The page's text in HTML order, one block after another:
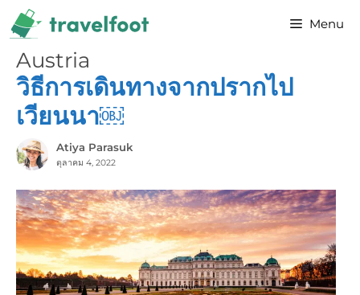
Skip
to
content
Menu
Austria
วิธีการเดินทางจากปรากไป
เวียนนา￼
Atiya Parasuk
ตุลาคม 4, 2022